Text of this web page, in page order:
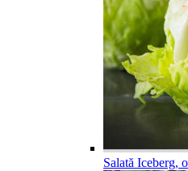
Salată Iceberg,